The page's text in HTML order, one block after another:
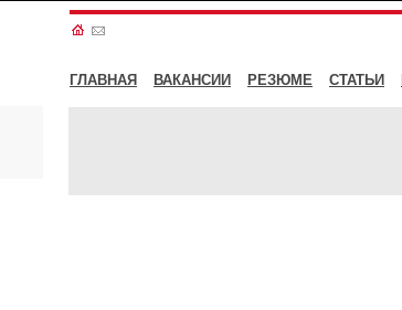
ГЛАВНАЯ ВАКАНСИИ РЕЗЮМЕ СТАТЬИ